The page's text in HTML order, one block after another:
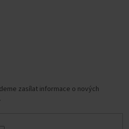
zasílat informace o nových